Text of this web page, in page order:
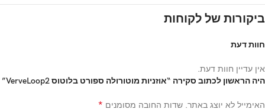
ביקורות של לקוחות
חוות דעת
אין עדיין חוות דעת.
היה הראשון לכתוב סקירה “אוזניות מוטורולה ספורט בלוטוס VerveLoop2”
האימייל לא יוצג באתר. שדות החובה מסומנים *